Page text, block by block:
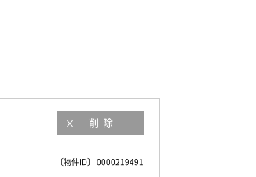
削除
〔物件ID〕 0000219491